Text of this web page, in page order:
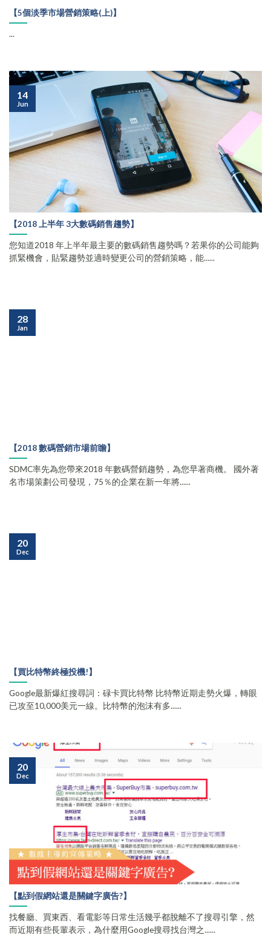
【5個淡季市場營銷策略(上)】
...
【2018 上半年 3大數碼銷售趨勢】
您知道2018 年上半年最主要的數碼銷售趨勢嗎？若果你的公司能夠
抓緊機會，貼緊趨勢並適時變更公司的營銷策略，能......
14
Jun
【2018 數碼營銷市場前瞻】
SDMC率先為您帶來2018 年數碼營銷趨勢，為您早著商機。 國外著
名市場策劃公司發現，75％的企業在新一年將......
28
Jan
【買比特幣終極投機!】
Google最新爆紅搜尋詞：碌卡買比特幣 比特幣近期走勢火爆，轉眼
已攻至10,000美元一線。比特幣的泡沫有多......
20
Dec
【點到假網站還是關鍵字廣告?】
找餐廳、買東西、看電影等日常生活幾乎都脫離不了搜尋引擎，然
而近期有些長輩表示，為什麼用Google搜尋找台灣之......
20
Dec